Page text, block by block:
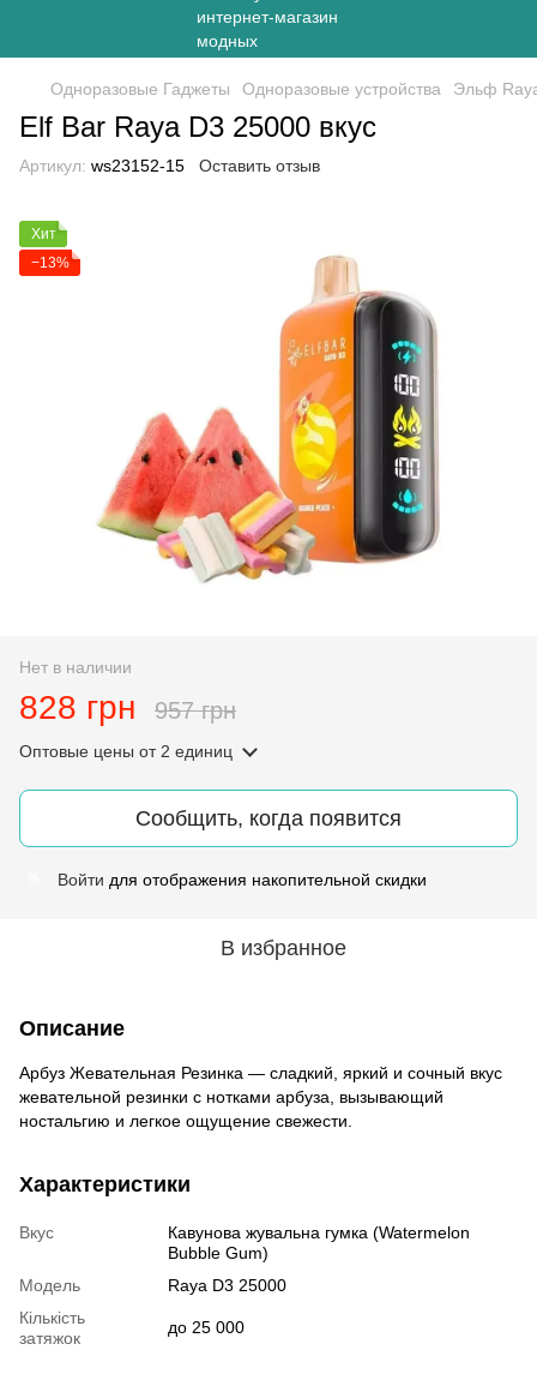
Одноразовые Гаджеты Одноразовые устройства Эльф
Elf Bar Raya D3 25000 вкус
Артикул: ws23152-15 Оставить отзыв
Хит
−13%
Нет в наличии
828 грн 957 грн
Оптовые цены от 2 единиц
Сообщить, когда появится
Войти для отображения накопительной скидки
В избранное
Описание
Арбуз Жевательная Резинка — сладкий, яркий и сочный вкус
жевательной резинки с нотками арбуза, вызывающий
ностальгию и легкое ощущение свежести.
Характеристики
Вкус
Кавунова жувальна гумка (Watermelon
Bubble Gum)
Модель
Raya D3 25000
Кількість
затяжок
до 25 000